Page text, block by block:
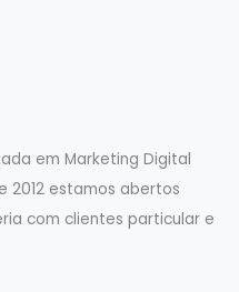
em Marketing Digital
2012 estamos abertos
com clientes particular e